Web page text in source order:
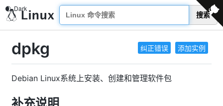
搜索
纠正错误 添加实例
dpkg
Debian Linux系统上安装、创建和管理软件包
补充说明